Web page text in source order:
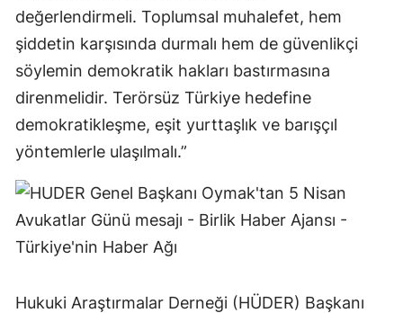
değerlendirmeli. Toplumsal muhalefet, hem
şiddetin karşısında durmalı hem de güvenlikçi
söylemin demokratik hakları bastırmasına
direnmelidir. Terörsüz Türkiye hedefine
demokratikleşme, eşit yurttaşlık ve barışçıl
yöntemlerle ulaşılmalı.”
Hukuki Araştırmalar Derneği (HÜDER) Başkanı